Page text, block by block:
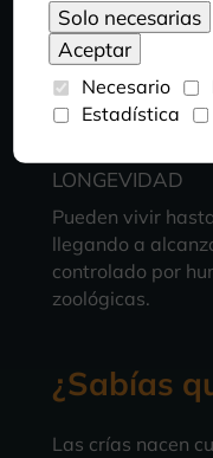
Habita zonas
del sur de África,
mar y los 2000
LONGEVIDAD
Pueden vivir
llegando a
controlado por
zoológicas.
¿Sabías
Las crías nacen
Necesario
Estadística